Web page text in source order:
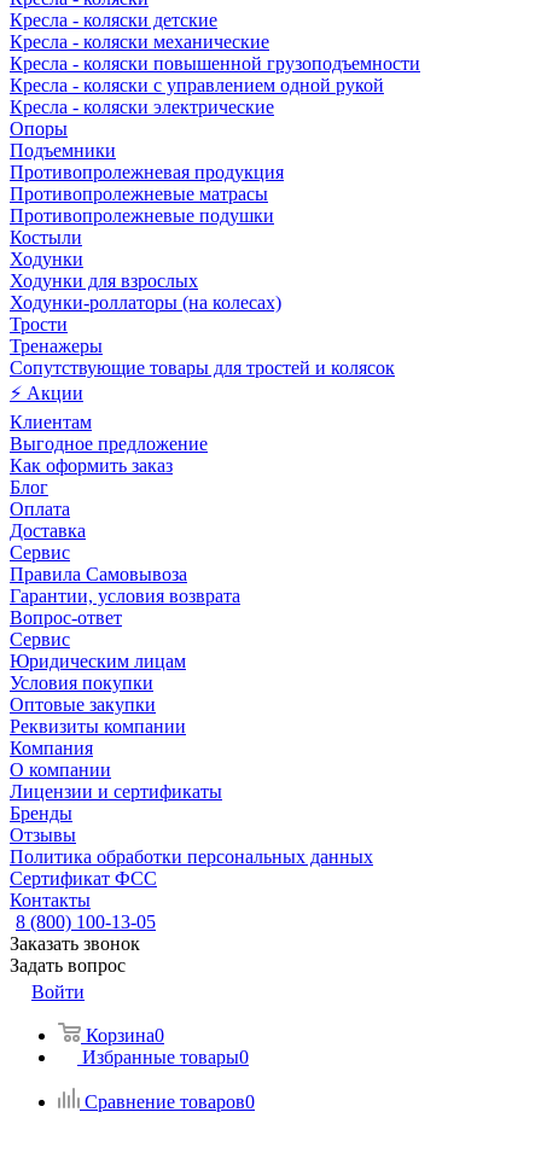
Кресла - коляски детские
Кресла - коляски механические
Кресла - коляски повышенной грузоподъемности
Кресла - коляски с управлением одной рукой
Кресла - коляски электрические
Опоры
Подъемники
Противопролежневая продукция
Противопролежневые матрасы
Противопролежневые подушки
Костыли
Ходунки
Ходунки для взрослых
Ходунки-роллаторы (на колесах)
Трости
Тренажеры
Сопутствующие товары для тростей и колясок
⚡ Акции
Клиентам
Выгодное предложение
Как оформить заказ
Блог
Оплата
Доставка
Сервис
Правила Самовывоза
Гарантии, условия возврата
Вопрос-ответ
Сервис
Юридическим лицам
Условия покупки
Оптовые закупки
Реквизиты компании
Компания
О компании
Лицензии и сертификаты
Бренды
Отзывы
Политика обработки персональных данных
Сертификат ФСС
Контакты
8 (800) 100-13-05
Заказать звонок
Задать вопрос
Войти
Корзина0
Избранные товары0
Сравнение товаров0